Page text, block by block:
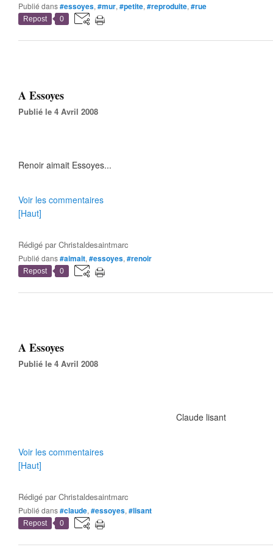
Publié dans#essoyes, #mur, #petite, #reproduite, #rue
Repost 0
A Essoyes
Publié le 4 Avril 2008
Renoir aimait Essoyes...
Voir les commentaires
[Haut]
Rédigé parChristaldesaintmarc
Publié dans#aimait, #essoyes, #renoir
Repost 0
A Essoyes
Publié le 4 Avril 2008
Claude lisant
Voir les commentaires
[Haut]
Rédigé parChristaldesaintmarc
Publié dans#claude, #essoyes, #lisant
Repost 0